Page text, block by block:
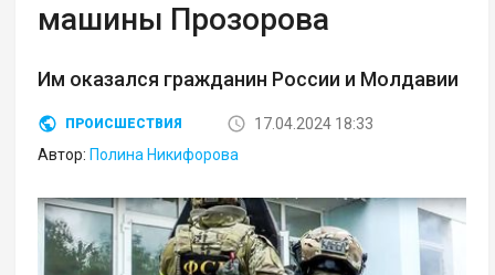
машины Прозорова
Им оказался гражданин России и Молдавии
ПРОИСШЕСТВИЯ
17.04.2024 18:33
Автор: Полина Никифорова